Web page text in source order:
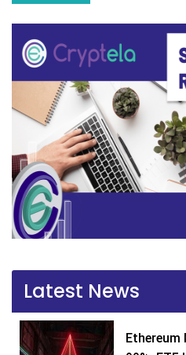
Latest News
Ethereum